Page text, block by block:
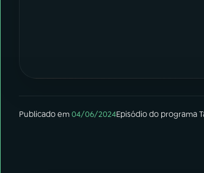
Publicado em04/06/2024Episódiodo programa